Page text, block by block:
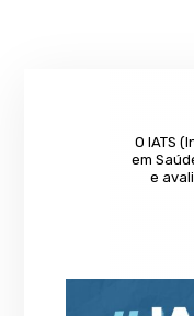
O IATS
em
e